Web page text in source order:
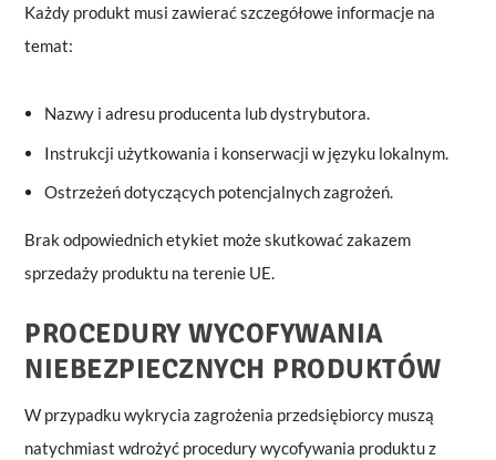
Każdy produkt musi zawierać szczegółowe informacje na
temat:
Nazwy i adresu producenta lub dystrybutora.
Instrukcji użytkowania i konserwacji w języku lokalnym.
Ostrzeżeń dotyczących potencjalnych zagrożeń.
Brak odpowiednich etykiet może skutkować zakazem
sprzedaży produktu na terenie UE.
PROCEDURY WYCOFYWANIA
NIEBEZPIECZNYCH PRODUKTÓW
W przypadku wykrycia zagrożenia przedsiębiorcy muszą
natychmiast wdrożyć procedury wycofywania produktu z